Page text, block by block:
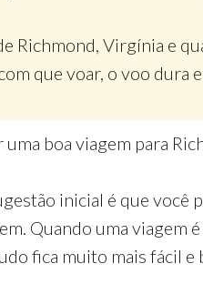
Richmond, Virgínia e
que voar, o voo dura
boa viagem para
inicial é que você
Quando uma viagem
fica muito mais fácil e